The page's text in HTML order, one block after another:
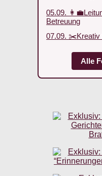
05.09.
Betreuung
07.09. ✂️Kreativ
Alle